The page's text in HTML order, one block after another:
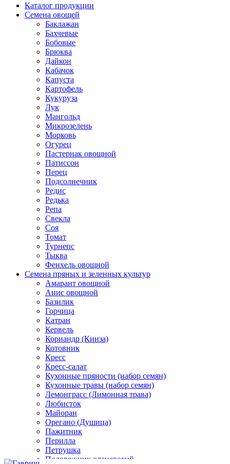
Каталог продукции
Семена овощей
Баклажан
Бахчевые
Бобовые
Брюква
Дайкон
Кабачок
Капуста
Картофель
Кукуруза
Лук
Мангольд
Микрозелень
Морковь
Огурец
Пастернак овощной
Патиссон
Перец
Подсолнечник
Редис
Редька
Репа
Свекла
Соя
Томат
Турнепс
Тыква
Фенхель овощной
Семена пряных и зеленных культур
Амарант овощной
Анис овощной
Базилик
Горчица
Катран
Кервель
Кориандр (Кинза)
Котовник
Кресс
Кресс-салат
Кухонные пряности (набор семян)
Кухонные травы (набор семян)
Лемонграсс (Лимонная трава)
Любисток
Майоран
Орегано (Душица)
Пажитник
Перилла
Петрушка
Подорожник оленерогий